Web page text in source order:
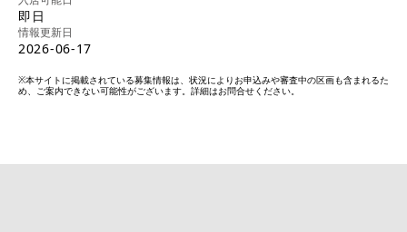
即日
情報更新日
2026-06-17
※本サイトに掲載されている募集情報は、状況によりお申込みや審査中の区画も含まれるた
め、ご案内できない可能性がございます。詳細はお問合せください。